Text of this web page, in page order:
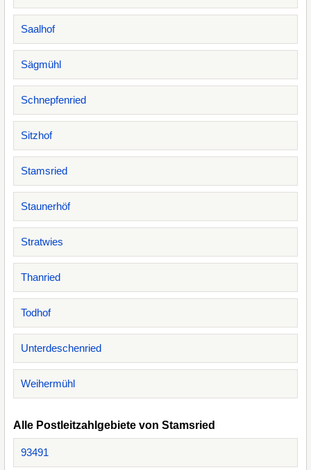
Saalhof
Sägmühl
Schnepfenried
Sitzhof
Stamsried
Staunerhöf
Stratwies
Thanried
Todhof
Unterdeschenried
Weihermühl
Alle Postleitzahlgebiete von Stamsried
93491